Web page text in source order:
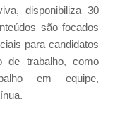
disponibiliza 30
são focados
para candidatos
de trabalho, como
em equipe,